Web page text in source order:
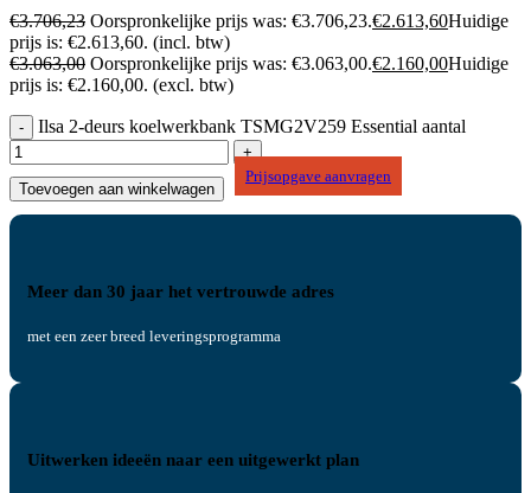
€3.706,23 Oorspronkelijke prijs was: €3.706,23.€2.613,60Huidige
prijs is: €2.613,60. (incl. btw)
€3.063,00 Oorspronkelijke prijs was: €3.063,00.€2.160,00Huidige
prijs is: €2.160,00. (excl. btw)
Ilsa 2-deurs koelwerkbank TSMG2V259 Essential aantal
Toevoegen aan winkelwagen
Prijsopgave aanvragen
Meer dan 30 jaar het vertrouwde adres
met een zeer breed leveringsprogramma
Uitwerken ideeën naar een uitgewerkt plan